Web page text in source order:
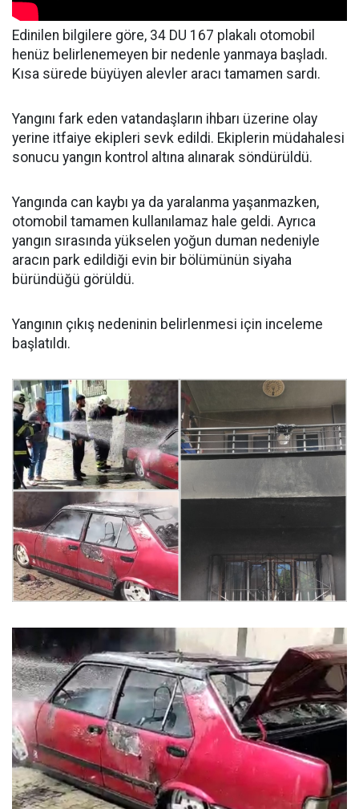
Edinilen bilgilere göre, 34 DU 167 plakalı otomobil
henüz belirlenemeyen bir nedenle yanmaya başladı.
Kısa sürede büyüyen alevler aracı tamamen sardı.
Yangını fark eden vatandaşların ihbarı üzerine olay
yerine itfaiye ekipleri sevk edildi. Ekiplerin müdahalesi
sonucu yangın kontrol altına alınarak söndürüldü.
Yangında can kaybı ya da yaralanma yaşanmazken,
otomobil tamamen kullanılamaz hale geldi. Ayrıca
yangın sırasında yükselen yoğun duman nedeniyle
aracın park edildiği evin bir bölümünün siyaha
büründüğü görüldü.
Yangının çıkış nedeninin belirlenmesi için inceleme
başlatıldı.